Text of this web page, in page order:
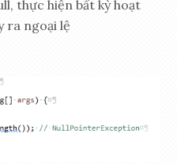
thực hiện bất kỳ hoạt
ra ngoại lệ